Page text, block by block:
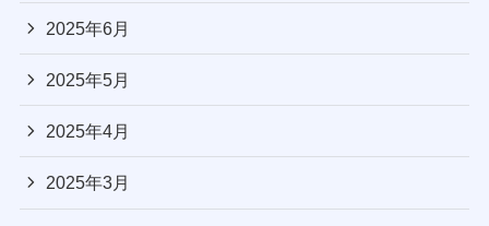
2025年6月
2025年5月
2025年4月
2025年3月